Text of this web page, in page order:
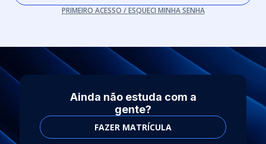
PRIMEIRO ACESSO / ESQUECI MINHA SENHA
Ainda não estuda com a
gente?
FAZER MATRÍCULA